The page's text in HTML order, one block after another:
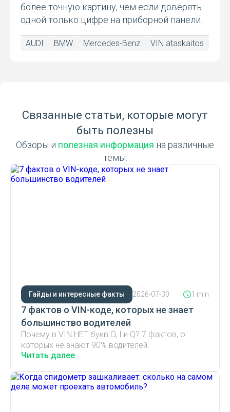
более точную картину, чем если доверять
одной только цифре на приборной панели.
AUDI BMW Mercedes-Benz VIN ataskaitos
Связанные статьи, которые могут
быть полезны
Обзоры и полезная информация на различные
темы:
Гайды и интересные факты 2026-07-30 1 min
7 фактов о VIN-коде, которых не знает
большинство водителей
Почему в VIN НЕТ букв O, I и Q? 7 фактов, о
которых не знают 90% водителей.
Читать далее